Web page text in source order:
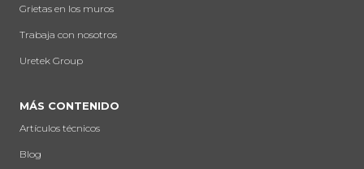
Grietas en los muros
Trabaja con nosotros
Uretek Group
MÁS CONTENIDO
Artículos técnicos
Blog